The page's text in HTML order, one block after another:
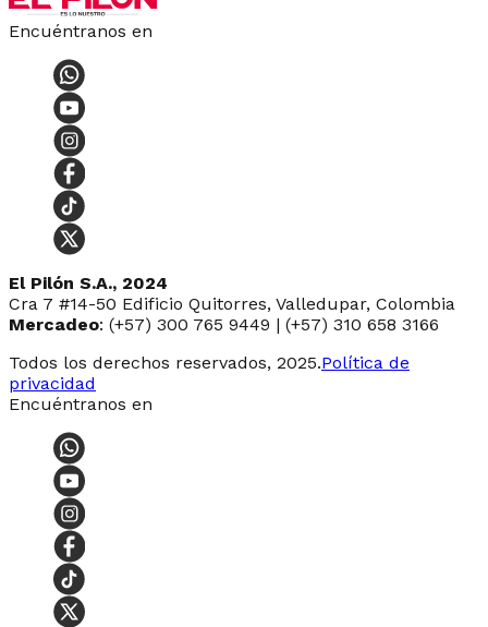
Encuéntranos en
El Pilón S.A., 2024
Cra 7 #14-50 Edificio Quitorres, Valledupar, Colombia
Mercadeo: (+57) 300 765 9449 | (+57) 310 658 3166
Todos los derechos reservados, 2025.Política de
privacidad
Encuéntranos en